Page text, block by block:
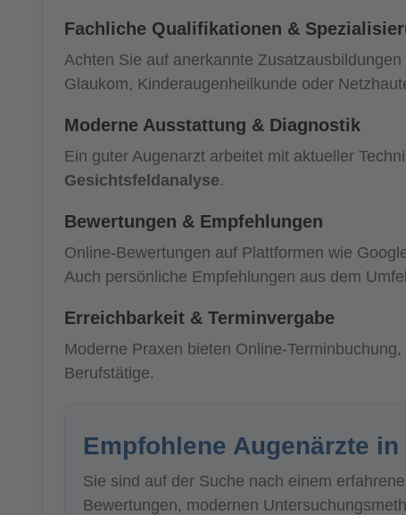
Fachliche Qualifikationen &
Achten Sie auf anerkannte Zusatzausbildungen
Glaukom, Kinderaugenheilkunde oder
Moderne Ausstattung & Diagnostik
Ein guter Augenarzt arbeitet mit aktueller
Gesichtsfeldanalyse.
Bewertungen & Empfehlungen
Online-Bewertungen auf Plattformen wie
Auch persönliche Empfehlungen aus dem
Erreichbarkeit & Terminvergabe
Moderne Praxen bieten Online-
Berufstätige.
Empfohlene Augenärzte
Sie sind auf der Suche nach einem
Bewertungen, modernen